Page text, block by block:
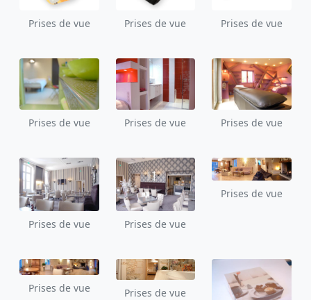
Prises de vue Prises de vue Prises de vue
Prises de vue Prises de vue Prises de vue
Prises de vue Prises de vue
Prises de vue
Prises de vue Prises de vue